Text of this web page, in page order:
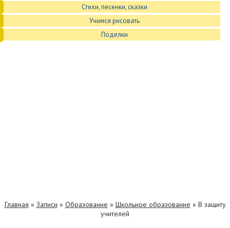
Стихи, песенки, сказки
Учимся рисовать
Поделки
Главная » Записи » Образование » Школьное образование » В защиту
учителей